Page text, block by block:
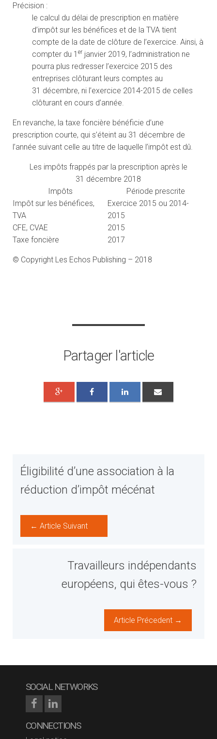
Précision :
le calcul du délai de prescription en matière
d’impôt sur les bénéfices et de la TVA tient
compte de la date de clôture de l’exercice. Ainsi, à
compter du 1er janvier 2019, l’administration ne
pourra plus redresser l’exercice 2015 des
entreprises clôturant leurs comptes au
31 décembre, ni l’exercice 2014-2015 de celles
clôturant en cours d’année.
En revanche, la taxe foncière bénéficie d’une
prescription courte, qui s’éteint au 31 décembre de
l’année suivant celle au titre de laquelle l’impôt est dû.
Les impôts frappés par la prescription après le
31 décembre 2018
Impôts
Période prescrite
Impôt sur les bénéfices,
TVA
Exercice 2015 ou 2014-
2015
CFE, CVAE
2015
Taxe foncière
2017
© Copyright Les Echos Publishing – 2018
Partager l'article
Éligibilité d’une association à la
réduction d’impôt mécénat
← Article Suivant
Travailleurs indépendants
européens, qui êtes-vous ?
Article Précedent →
SOCIAL NETWORKS
CONNECTIONS